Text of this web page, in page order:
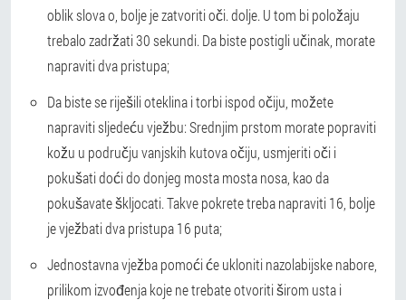
oblik slova o, bolje je zatvoriti oči. dolje. U tom bi položaju
trebalo zadržati 30 sekundi. Da biste postigli učinak, morate
napraviti dva pristupa;
Da biste se riješili oteklina i torbi ispod očiju, možete
napraviti sljedeću vježbu: Srednjim prstom morate popraviti
kožu u području vanjskih kutova očiju, usmjeriti oči i
pokušati doći do donjeg mosta mosta nosa, kao da
pokušavate škljocati. Takve pokrete treba napraviti 16, bolje
je vježbati dva pristupa 16 puta;
Jednostavna vježba pomoći će ukloniti nazolabijske nabore,
prilikom izvođenja koje ne trebate otvoriti širom usta i